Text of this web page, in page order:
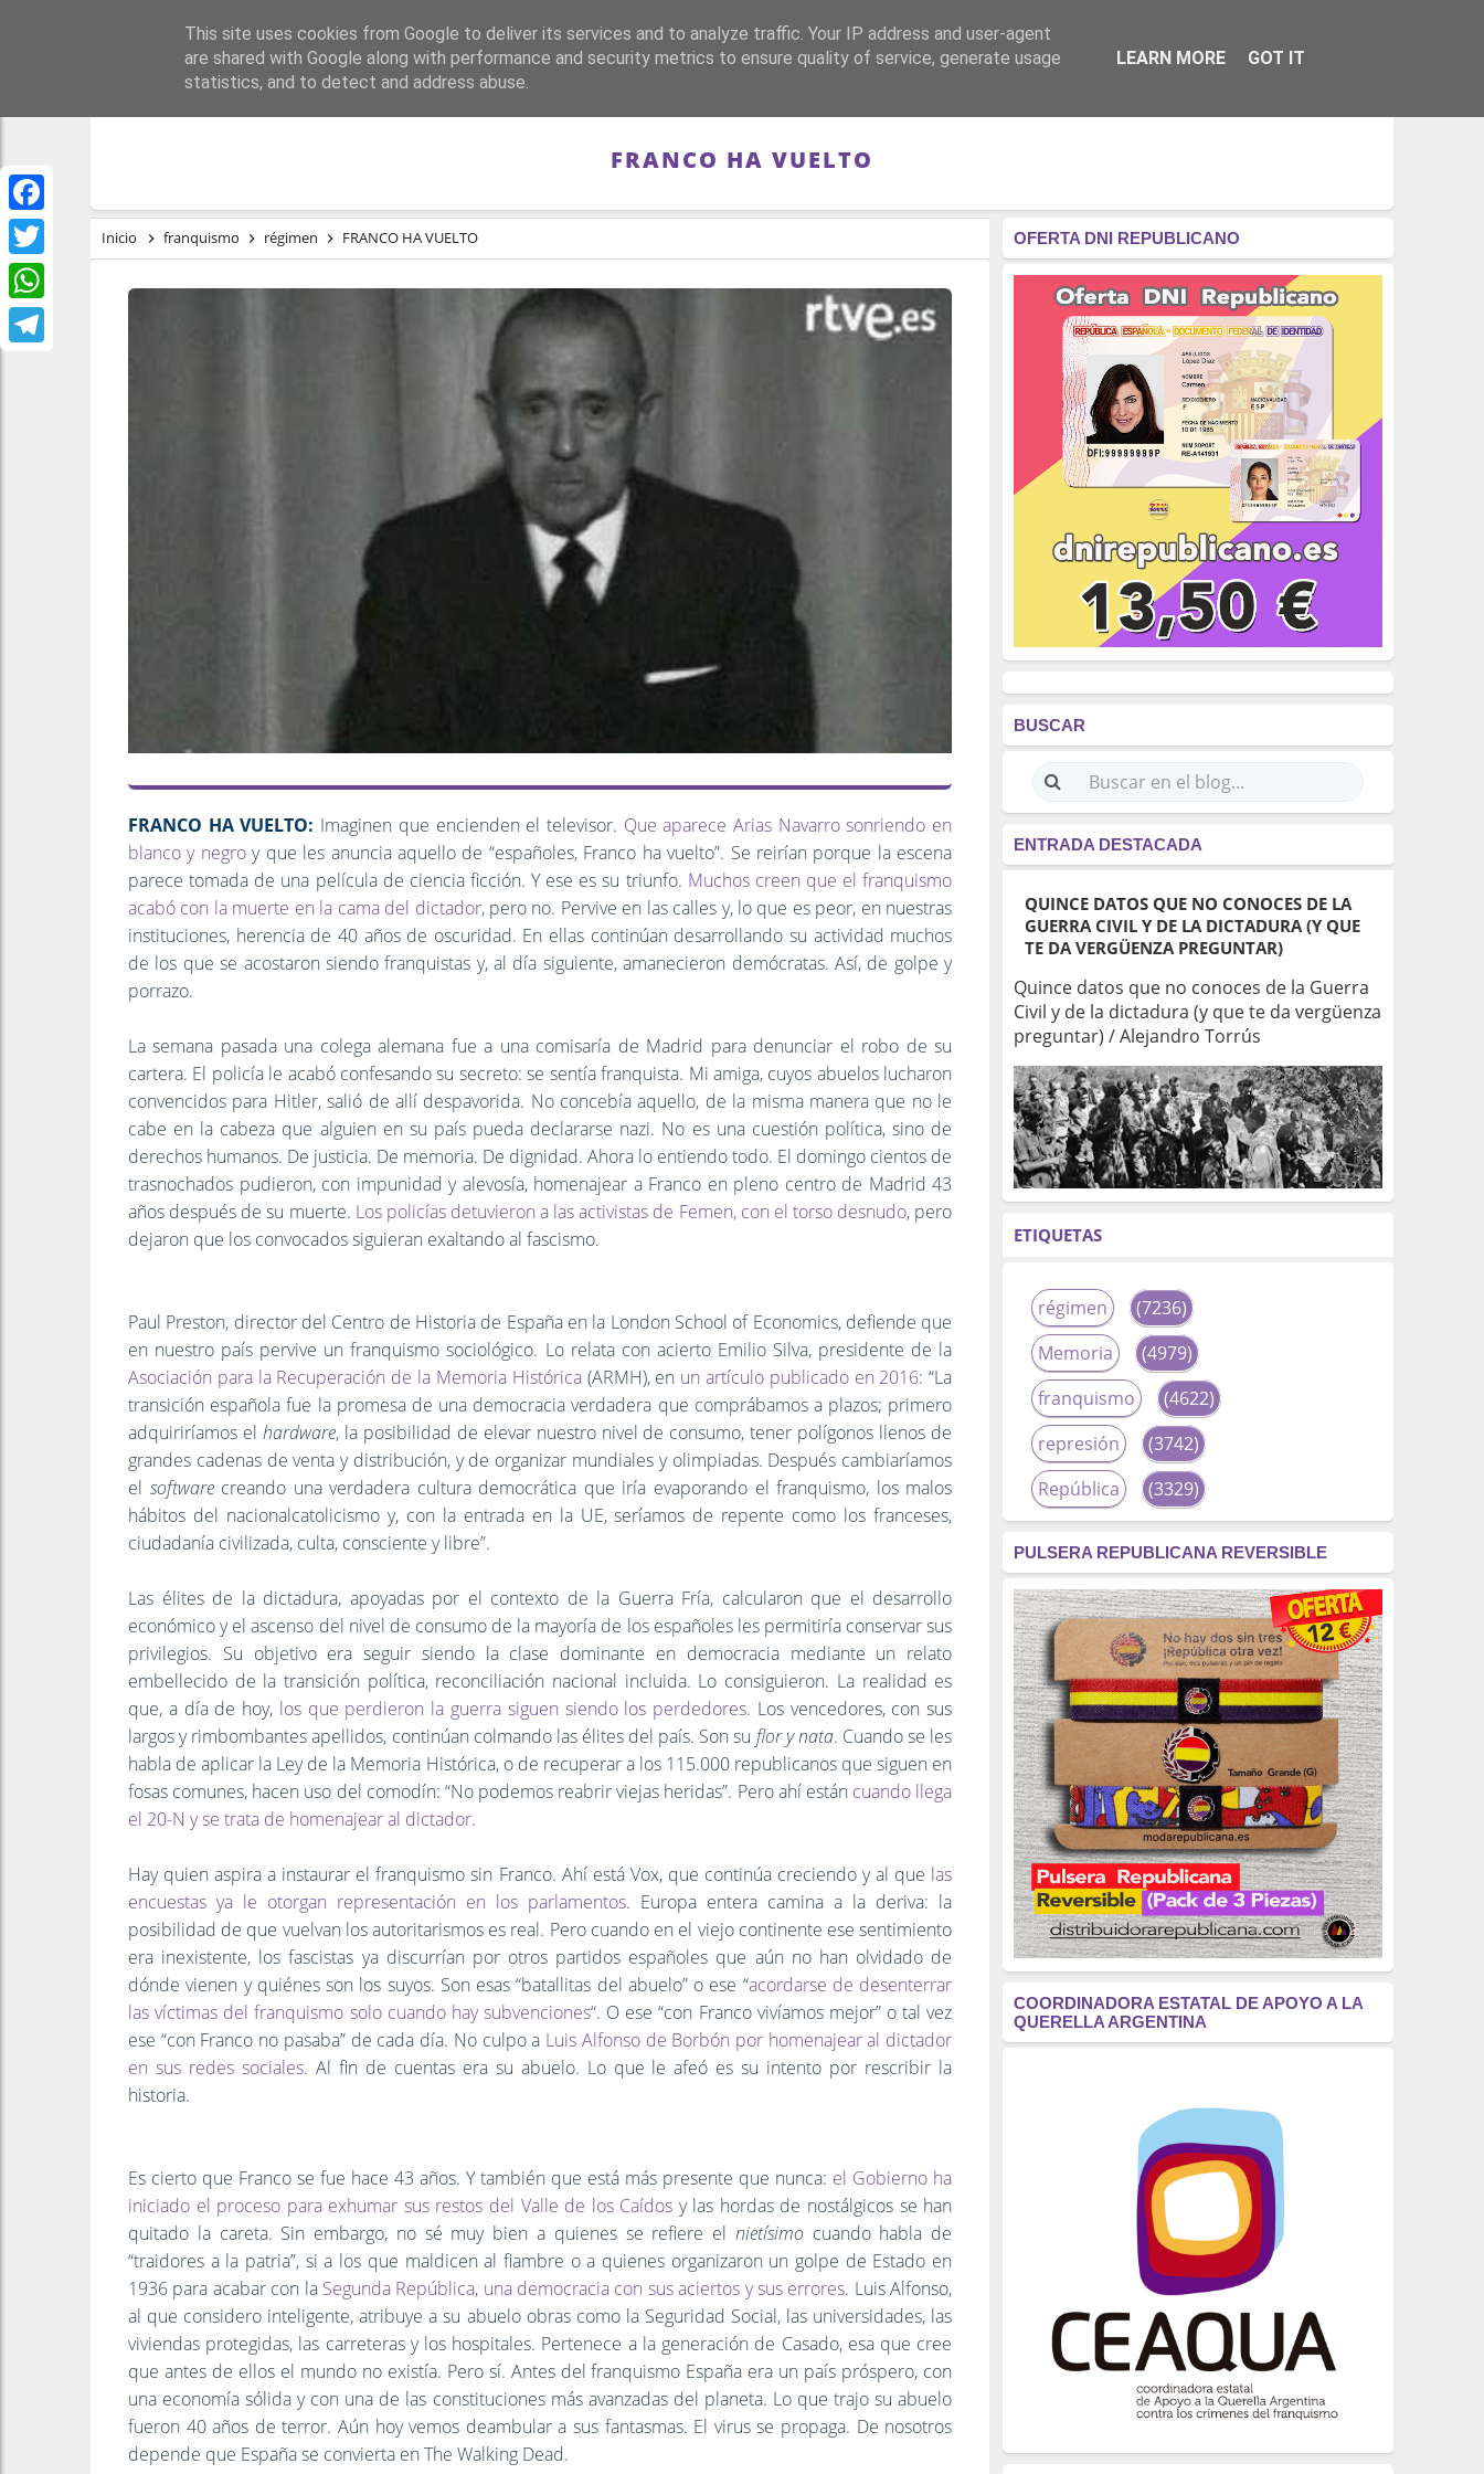
Facebook
Twitter
WhatsApp
PORTADA REPÚBLICA FRANQUISMO GUERRA DE ESPAÑA MEMORIA RÉGIMEN - MONARQUÍA
FRANCO HA VUELTO
Inicio franquismo régimen FRANCO HA VUELTO
FRANCO HA VUELTO: Imaginen que encienden el televisor. Que aparece Arias Navarro sonriendo en
blanco y negroy que les anuncia aquello de “españoles, Franco ha vuelto”. Se reirían porque la escena
parece tomada de una película de ciencia ficción. Y ese es su triunfo. Muchos creen que el franquismo
acabó con la muerte en la cama del dictador, pero no. Pervive en las calles y, lo que es peor, en nuestras
instituciones, herencia de 40 años de oscuridad. En ellas continúan desarrollando su actividad muchos
de los que se acostaron siendo franquistas y, al día siguiente, amanecieron demócratas. Así, de golpe y
porrazo.
La semana pasada una colega alemana fue a una comisaría de Madrid para denunciar el robo de su
cartera. El policía le acabó confesando su secreto: se sentía franquista. Mi amiga, cuyos abuelos lucharon
convencidos para Hitler, salió de allí despavorida. No concebía aquello, de la misma manera que no le
cabe en la cabeza que alguien en su país pueda declararse nazi. No es una cuestión política, sino de
derechos humanos. De justicia. De memoria. De dignidad. Ahora lo entiendo todo. El domingo cientos de
trasnochados pudieron, con impunidad y alevosía, homenajear a Franco en pleno centro de Madrid 43
años después de su muerte. Los policías detuvieron a las activistas de Femen, con el torso desnudo, pero
dejaron que los convocados siguieran exaltando al fascismo.
Paul Preston, director del Centro de Historia de España en la London School of Economics, defiende que
en nuestro país pervive un franquismo sociológico. Lo relata con acierto Emilio Silva, presidente de la
Asociación para la Recuperación de la Memoria Histórica(ARMH), en un artículo publicado en 2016: “La
transición española fue la promesa de una democracia verdadera que comprábamos a plazos; primero
adquiriríamos el hardware, la posibilidad de elevar nuestro nivel de consumo, tener polígonos llenos de
grandes cadenas de venta y distribución, y de organizar mundiales y olimpiadas. Después cambiaríamos
el softwarecreando una verdadera cultura democrática que iría evaporando el franquismo, los malos
hábitos del nacionalcatolicismo y, con la entrada en la UE, seríamos de repente como los franceses,
ciudadanía civilizada, culta, consciente y libre”.
Las élites de la dictadura, apoyadas por el contexto de la Guerra Fría, calcularon que el desarrollo
económico y el ascenso del nivel de consumo de la mayoría de los españoles les permitiría conservar sus
privilegios. Su objetivo era seguir siendo la clase dominante en democracia mediante un relato
embellecido de la transición política, reconciliación nacional incluida. Lo consiguieron. La realidad es
que, a día de hoy, los que perdieron la guerra siguen siendo los perdedores. Los vencedores, con sus
largos y rimbombantes apellidos, continúan colmando las élites del país. Son su flor y nata. Cuando se les
habla de aplicar la Ley de la Memoria Histórica, o de recuperar a los 115.000 republicanos que siguen en
fosas comunes, hacen uso del comodín: “No podemos reabrir viejas heridas”. Pero ahí están cuando llega
el 20-N y se trata de homenajear al dictador.
Hay quien aspira a instaurar el franquismo sin Franco. Ahí está Vox, que continúa creciendo y al que las
encuestas ya le otorgan representación en los parlamentos. Europa entera camina a la deriva: la
posibilidad de que vuelvan los autoritarismos es real. Pero cuando en el viejo continente ese sentimiento
era inexistente, los fascistas ya discurrían por otros partidos españoles que aún no han olvidado de
dónde vienen y quiénes son los suyos. Son esas “batallitas del abuelo” o ese “acordarse de desenterrar
las víctimas del franquismo solo cuando hay subvenciones“. O ese “con Franco vivíamos mejor” o tal vez
ese “con Franco no pasaba” de cada día. No culpo a Luis Alfonso de Borbón por homenajear al dictador
en sus redes sociales. Al fin de cuentas era su abuelo. Lo que le afeó es su intento por rescribir la
historia.
Es cierto que Franco se fue hace 43 años. Y también que está más presente que nunca: el Gobierno ha
iniciado el proceso para exhumar sus restos del Valle de los Caídos y las hordas de nostálgicos se han
quitado la careta. Sin embargo, no sé muy bien a quienes se refiere el nietísimo cuando habla de
“traidores a la patria”, si a los que maldicen al fiambre o a quienes organizaron un golpe de Estado en
1936 para acabar con la Segunda República, una democracia con sus aciertos y sus errores. Luis Alfonso,
al que considero inteligente, atribuye a su abuelo obras como la Seguridad Social, las universidades, las
viviendas protegidas, las carreteras y los hospitales. Pertenece a la generación de Casado, esa que cree
que antes de ellos el mundo no existía. Pero sí. Antes del franquismo España era un país próspero, con
una economía sólida y con una de las constituciones más avanzadas del planeta. Lo que trajo su abuelo
fueron 40 años de terror. Aún hoy vemos deambular a sus fantasmas. El virus se propaga. De nosotros
depende que España se convierta en The Walking Dead.
OFERTA DNI REPUBLICANO
BUSCAR
ENTRADA DESTACADA
QUINCE DATOS QUE NO CONOCES DE LA
GUERRA CIVIL Y DE LA DICTADURA (Y QUE
TE DA VERGÜENZA PREGUNTAR)
Quince datos que no conoces de la Guerra
Civil y de la dictadura (y que te da vergüenza
preguntar) / Alejandro Torrús
ETIQUETAS
régimen
(7236)
Memoria
(4979)
franquismo
(4622)
represión
(3742)
República
(3329)
fascismo
(2677)
tardofranquismo
(2320)
Actualidad
(2319)
monarquía
(2253)
borbones
(2176)
Cultura
(2163)
Guerra
(1674)
genocidio
(1234)
mujer
(1070)
Eventos
(914)
Crímenes del franquismo
(721)
(699)
(607)
neofranquismo
(567)
Justicia Universal
Derechos Humanos
(522)
Nacionalcatolicismo
(514)
PULSERA REPUBLICANA REVERSIBLE
COORDINADORA ESTATAL DE APOYO A LA
QUERELLA ARGENTINA
This site uses cookies from Google to deliver its services and to analyze traffic. Your IP address and user-agent
are shared with Google along with performance and security metrics to ensure quality of service, generate usage
statistics, and to detect and address abuse.
LEARN MORE GOT IT